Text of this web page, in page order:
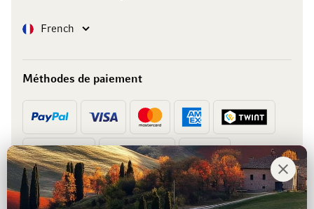
LangueFrench
Méthodes de paiement
Prépaiement Facture